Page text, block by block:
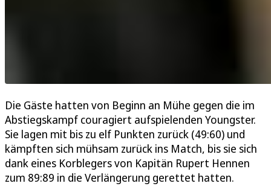
Die Gäste hatten von Beginn an Mühe gegen die im
Abstiegskampf couragiert aufspielenden Youngster.
Sie lagen mit bis zu elf Punkten zurück (49:60) und
kämpften sich mühsam zurück ins Match, bis sie sich
dank eines Korblegers von Kapitän Rupert Hennen
zum 89:89 in die Verlängerung gerettet hatten.